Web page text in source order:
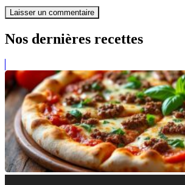
Nos dernières recettes